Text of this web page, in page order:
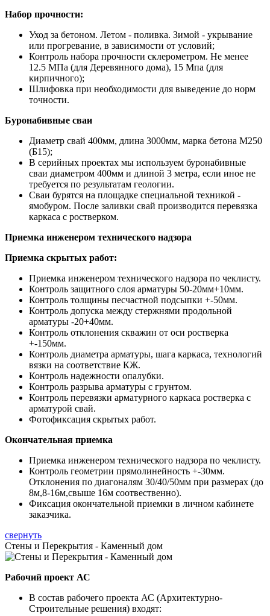
Набор прочности:
Уход за бетоном. Летом - поливка. Зимой - укрывание
или прогревание, в зависимости от условий;
Контроль набора прочности склерометром. Не менее
12.5 МПа (для Деревянного дома), 15 Мпа (для
кирпичного);
Шлифовка при необходимости для выведение до норм
точности.
Буронабивные сваи
Диаметр свай 400мм, длина 3000мм, марка бетона М250
(Б15);
В серийных проектах мы используем буронабивные
сваи диаметром 400мм и длиной 3 метра, если иное не
требуется по результатам геологии.
Сваи бурятся на площадке специальной техникой -
ямобуром. После заливки свай производится перевязка
каркаса с ростверком.
Приемка инженером технического надзора
Приемка скрытых работ:
Приемка инженером технического надзора по чеклисту.
Контроль защитного слоя арматуры 50-20мм+10мм.
Контроль толщины песчастной подсыпки +-50мм.
Контроль допуска между стержнями продольной
арматуры -20+40мм.
Контроль отклонения скважин от оси ростверка
+-150мм.
Контроль диаметра арматуры, шага каркаса, технологий
вязки на соответствие КЖ.
Контроль надежности опалубки.
Контроль разрыва арматуры с грунтом.
Контроль перевязки арматурного каркаса ростверка с
арматурой свай.
Фотофиксация скрытых работ.
Окончательная приемка
Приемка инженером технического надзора по чеклисту.
Контроль геометрии прямолинейность +-30мм.
Отклонения по диагоналям 30/40/50мм при размерах (до
8м,8-16м,свыше 16м соотвественно).
Фиксация окончательной приемки в личном кабинете
заказчика.
свернуть
Стены и Перекрытия - Каменный дом
Рабочий проект АС
В состав рабочего проекта АС (Архитектурно-
Строительные решения) входят: